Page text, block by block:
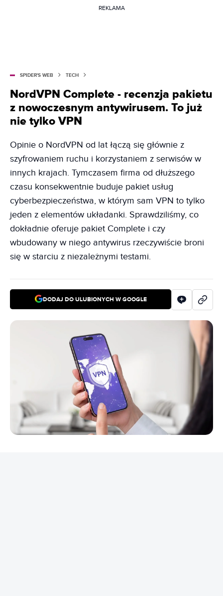
REKLAMA
SPIDER'S WEB TECH
NordVPN Complete - recenzja pakietu
z nowoczesnym antywirusem. To już
nie tylko VPN
Opinie o NordVPN od lat łączą się głównie z
szyfrowaniem ruchu i korzystaniem z serwisów w
innych krajach. Tymczasem firma od dłuższego
czasu konsekwentnie buduje pakiet usług
cyberbezpieczeństwa, w którym sam VPN to tylko
jeden z elementów układanki. Sprawdziliśmy, co
dokładnie oferuje pakiet Complete i czy
wbudowany w niego antywirus rzeczywiście broni
się w starciu z niezależnymi testami.
DODAJ DO ULUBIONYCH W GOOGLE